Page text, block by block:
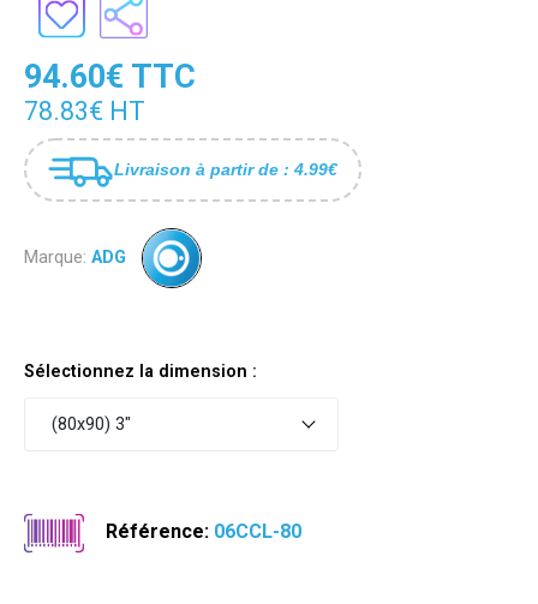
94.60€ TTC
78.83€ HT
Livraison à partir de : 4.99€
Marque: ADG
Sélectionnez la dimension :
(80x90) 3"
Référence: 06CCL-80